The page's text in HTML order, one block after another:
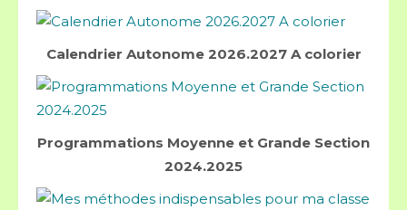
Calendrier Autonome 2026.2027 A colorier
Programmations Moyenne et Grande Section
2024.2025